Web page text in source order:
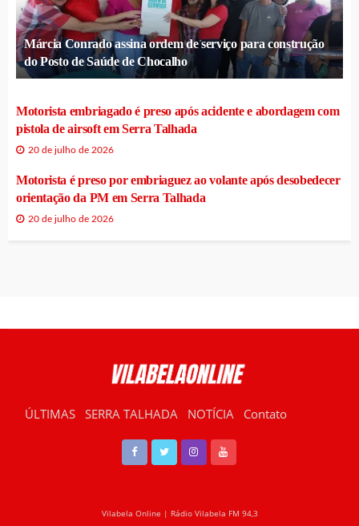
Márcia Conrado assina ordem de serviço para construção
do Posto de Saúde de Chocalho
Motorista embriagado é preso após acidente e abordagem com
pistola de airsoft em Serra Talhada
20 de julho de 2026
Motorista é preso por embriaguez ao volante após desobedecer
orientação da PM em Serra Talhada
20 de julho de 2026
ÚLTIMAS SERRA TALHADA NOTÍCIA Contato
Vilabela Online | Rádio Vilabela FM 94,3